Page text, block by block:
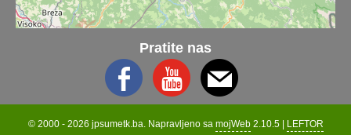
Pratite nas
© 2000 - 2026 jpsumetk.ba. Napravljeno sa mojWeb2.10.5 | LEFTOR